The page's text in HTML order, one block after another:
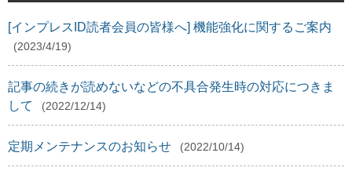
[インプレスID読者会員の皆様へ] 機能強化に関するご案内
(2023/4/19)
記事の続きが読めないなどの不具合発生時の対応につきま
して
(2022/12/14)
定期メンテナンスのお知らせ (2022/10/14)